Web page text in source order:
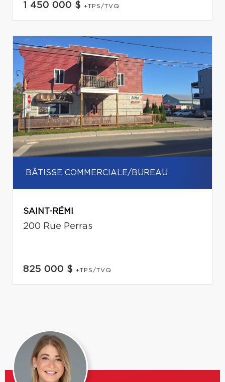
1 450 000 $ +TPS/TVQ
BÂTISSE COMMERCIALE/BUREAU
SAINT-RÉMI
200 Rue Perras
825 000 $ +TPS/TVQ